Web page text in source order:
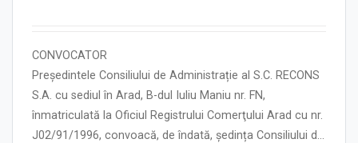
CONVOCATOR
Președintele Consiliului de Administrație al S.C. RECONS
S.A. cu sediul în Arad, B-dul Iuliu Maniu nr. FN,
înmatriculată la Oficiul Registrului Comerţului Arad cu nr.
J02/91/1996, convoacă, de îndată, ședința Consiliului de